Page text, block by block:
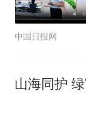
中国日报网
山海同护